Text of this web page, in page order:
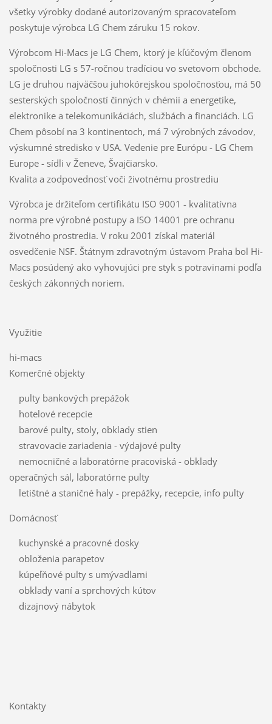
všetky výrobky dodané autorizovaným spracovateľom
poskytuje výrobca LG Chem záruku 15 rokov.
Výrobcom Hi-Macs je LG Chem, ktorý je kľúčovým členom
spoločnosti LG s 57-ročnou tradíciou vo svetovom obchode.
LG je druhou najväčšou juhokórejskou spoločnosťou, má 50
sesterských spoločností činných v chémii a energetike,
elektronike a telekomunikáciách, službách a financiách. LG
Chem pôsobí na 3 kontinentoch, má 7 výrobných závodov,
výskumné stredisko v USA. Vedenie pre Európu - LG Chem
Europe - sídli v Ženeve, Švajčiarsko.
Kvalita a zodpovednosť voči životnému prostrediu
Výrobca je držiteľom certifikátu ISO 9001 - kvalitatívna
norma pre výrobné postupy a ISO 14001 pre ochranu
životného prostredia. V roku 2001 získal materiál
osvedčenie NSF. Štátnym zdravotným ústavom Praha bol Hi-
Macs posúdený ako vyhovujúci pre styk s potravinami podľa
českých zákonných noriem.
Využitie
hi-macs
Komerčné objekty
pulty bankových prepážok
hotelové recepcie
barové pulty, stoly, obklady stien
stravovacie zariadenia - výdajové pulty
nemocničné a laboratórne pracoviská - obklady
operačných sál, laboratórne pulty
letištné a staničné haly - prepážky, recepcie, info pulty
Domácnosť
kuchynské a pracovné dosky
obloženia parapetov
kúpeľňové pulty s umývadlami
obklady vaní a sprchových kútov
dizajnový nábytok
Kontakty